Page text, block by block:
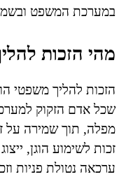
במערכת המשפט
מהי הזכות
הזכות להליך משפטי
שכל אדם הזקוק
מפלה, תוך שמירה על
זכות לשימוע הוגן,
ערכאה נטולת פניות